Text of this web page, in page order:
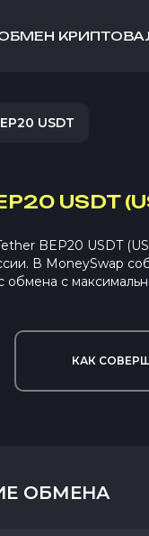
USDT
USDT
BEP20 USDT
В MoneySwap
обмена с
КАК
ОБМЕНА